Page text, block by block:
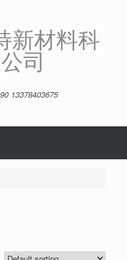
新材料科
司
13378403675